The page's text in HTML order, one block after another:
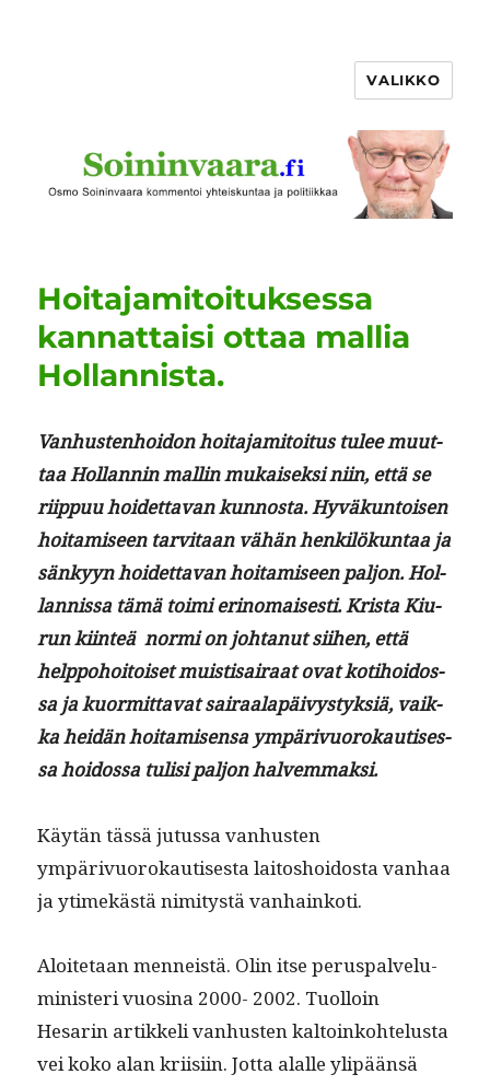
VALIKKO
Hoitajamitoituksessa
kannattaisi ottaa mallia
Hollannista.
Van­hus­ten­hoidon hoita­jami­toi­tus tulee muut­
taa Hol­lan­nin mallin mukaisek­si niin, että se
riip­puu hoidet­ta­van kun­nos­ta. Hyväkun­toisen
hoita­miseen tarvi­taan vähän henkilökun­taa ja
sänkyyn hoidet­ta­van hoita­miseen paljon. Hol­
lan­nis­sa tämä toi­mi eri­no­mais­es­ti. Krista Kiu­
run kiin­teä nor­mi on johtanut siihen, että
help­po­hoitoiset muis­ti­sairaat ovat koti­hoi­dos­
sa ja kuor­mit­ta­vat sairaalapäivystyk­siä, vaik­
ka hei­dän hoita­misen­sa ympärivuorokautises­
sa hoi­dos­sa tulisi paljon halvemmaksi.
Käytän tässä jutus­sa van­hus­ten
ympärivuorokautis­es­ta laitoshoi­dos­ta van­haa
ja ytimekästä nim­i­tys­tä vanhainkoti.
Aloite­taan men­neistä. Olin itse perus­palve­lu­
min­is­teri vuosi­na 2000- 2002. Tuol­loin
Hesarin artikke­li van­hus­ten kaltoinko­htelus­ta
vei koko alan kri­isi­in. Jot­ta alalle ylipään­sä